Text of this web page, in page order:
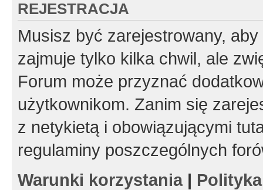
REJESTRACJA
Musisz być zarejestrowany,
zajmuje tylko kilka chwil, ale
Forum może przyznać
użytkownikom. Zanim się
z netykietą i obowiązującymi
regulaminy poszczególnych
Warunki korzystania|